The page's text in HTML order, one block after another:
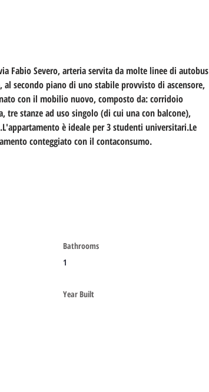
Fabio Severo, arteria servita da molte linee di autobus
secondo piano di uno stabile provvisto di ascensore,
con il mobilio nuovo, composto da: corridoio
tre stanze ad uso singolo (di cui una con balcone),
è ideale per 3 studenti universitari.Le
conteggiato con il contaconsumo.
Bathrooms
1
Year Built